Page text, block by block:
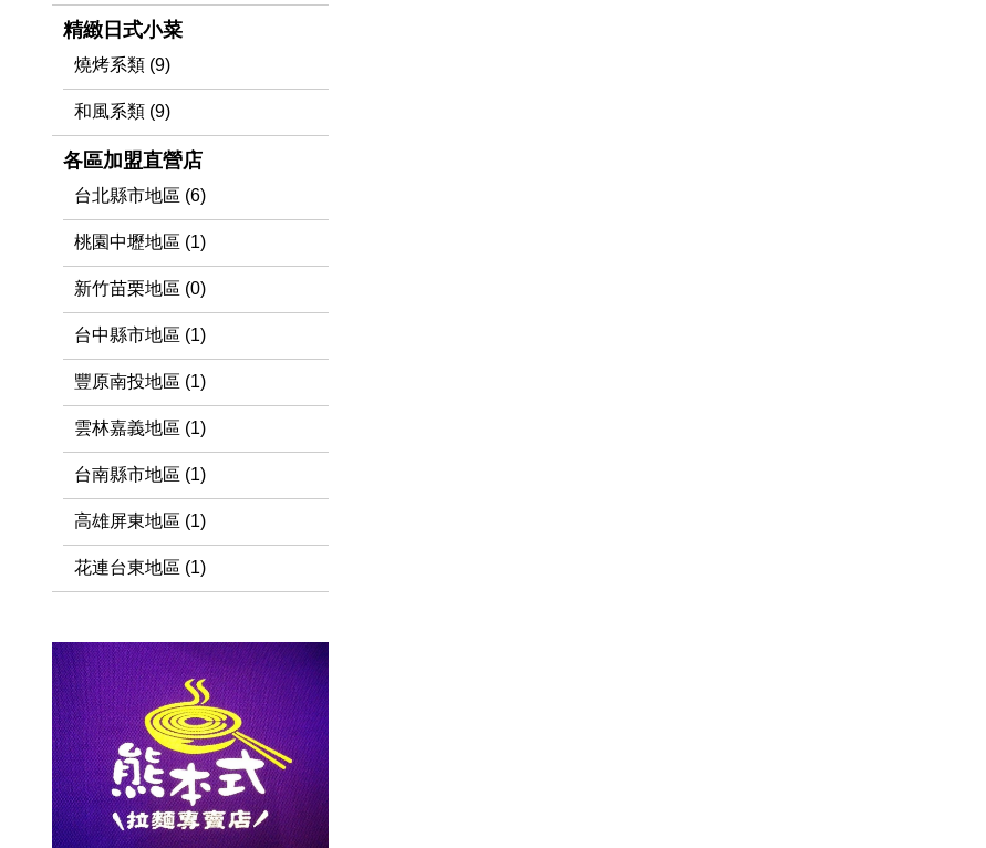
精緻日式小菜
燒烤系類 (9)
和風系類 (9)
各區加盟直營店
台北縣市地區 (6)
桃園中壢地區 (1)
新竹苗栗地區 (0)
台中縣市地區 (1)
豐原南投地區 (1)
雲林嘉義地區 (1)
台南縣市地區 (1)
高雄屏東地區 (1)
花連台東地區 (1)